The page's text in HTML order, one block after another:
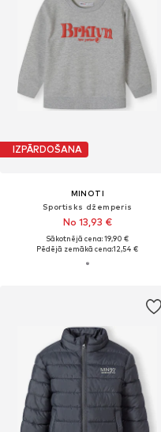
IZPĀRDOŠANA
MINOTI
Sportisks džemperis
No 13,93 €
Sākotnējā cena: 19,90 €
Pēdējā zemākā cena:12,54 €